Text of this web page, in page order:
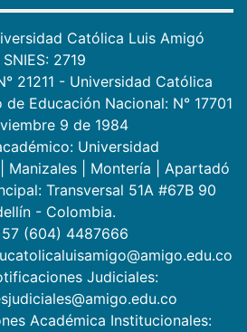
Católica Luis Amigó
SNIES: 2719
21211 - Universidad Católica
Educación Nacional: N° 17701
9 de 1984
Universidad
Manizales Montería
Apartadó
Transversal 51A #67B 90
- Colombia.
(604) 4487666
Judiciales:
Académica Institucionales: